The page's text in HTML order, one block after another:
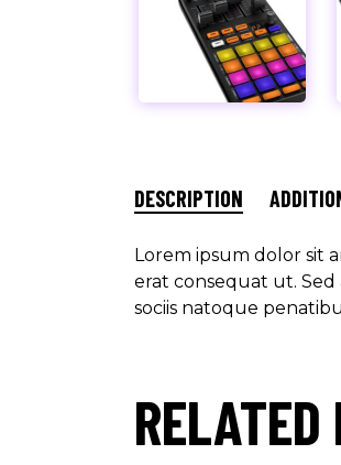
DESCRIPTION
Lorem ipsum dolor sit
erat consequat ut. Sed
sociis natoque
RELATED